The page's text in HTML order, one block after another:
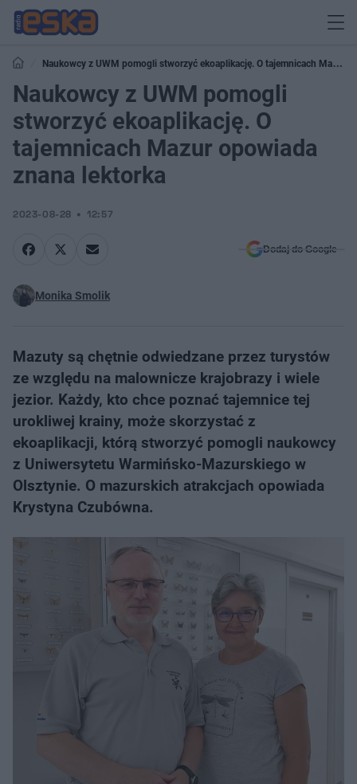
Naukowcy z UWM pomogli stworzyć ekoaplikację. O tajemnicach Mazur
opowiada znana lektorka
Naukowcy z UWM pomogli
stworzyć ekoaplikację. O
tajemnicach Mazur opowiada
znana lektorka
2023-08-28 12:57
Dodaj do Google
Monika Smolik
Mazuty są chętnie odwiedzane przez turystów
ze względu na malownicze krajobrazy i wiele
jezior. Każdy, kto chce poznać tajemnice tej
urokliwej krainy, może skorzystać z
ekoaplikacji, którą stworzyć pomogli naukowcy
z Uniwersytetu Warmińsko-Mazurskiego w
Olsztynie. O mazurskich atrakcjach opowiada
Krystyna Czubówna.